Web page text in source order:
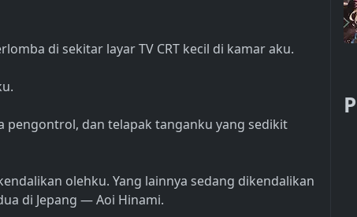
di sekitar layar TV CRT kecil di kamar aku.
pengontrol, dan telapak tanganku yang sedikit
olehku. Yang lainnya sedang dikendalikan
di Jepang — Aoi Hinami.